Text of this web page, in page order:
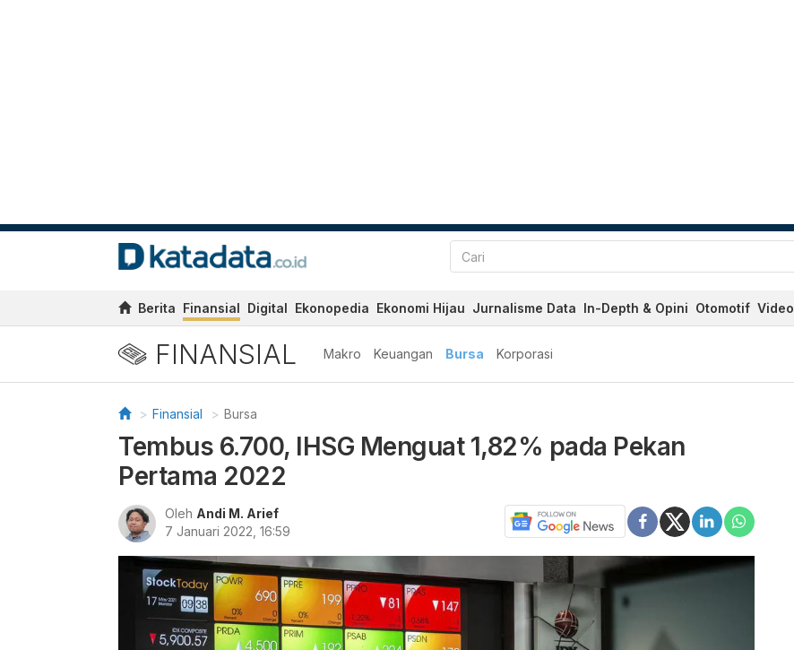
Berita Finansial Digital Ekonopedia Ekonomi Hijau Jurnalisme Data In-Depth & Opini Otomotif Video
FINANSIAL Makro Keuangan Bursa Korporasi
Finansial Bursa
Tembus 6.700, IHSG Menguat 1,82% pada Pekan
Pertama 2022
Oleh Andi M. Arief
7 Januari 2022, 16:59